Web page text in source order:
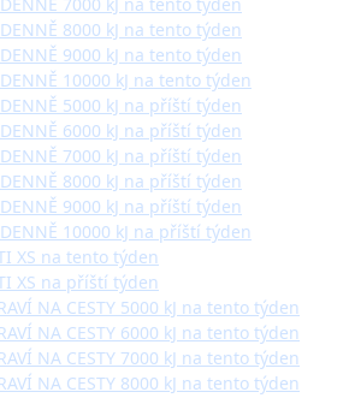
7000 kJ na tento týden
8000 kJ na tento týden
9000 kJ na tento týden
10000 kJ na tento týden
5000 kJ na příští týden
6000 kJ na příští týden
7000 kJ na příští týden
8000 kJ na příští týden
9000 kJ na příští týden
10000 kJ na příští týden
XS na tento týden
XS na příští týden
NA CESTY 5000 kJ na tento týden
NA CESTY 6000 kJ na tento týden
NA CESTY 7000 kJ na tento týden
NA CESTY 8000 kJ na tento týden